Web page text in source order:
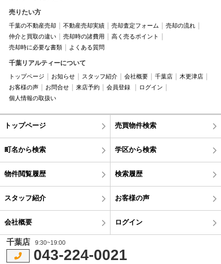
売りたい方
千葉の不動産売却 不動産売却実績 売却査定フォーム
売却の流れ
仲介と買取の違い
売却時の諸費用
高く売るポイント
売却時に必要な書類
よくある質問
千葉リアルティーについて
トップページ お知らせ スタッフ紹介 会社概要 千葉店
木更津店
お客様の声
お問合せ 来店予約 会員登録
ログイン
個人情報の取扱い
トップページ 売買物件検索
町名から検索 学区から検索
物件閲覧履歴 検索履歴
スタッフ紹介 お客様の声
会社概要 ログイン
千葉店 9:30~19:00
043-224-0021